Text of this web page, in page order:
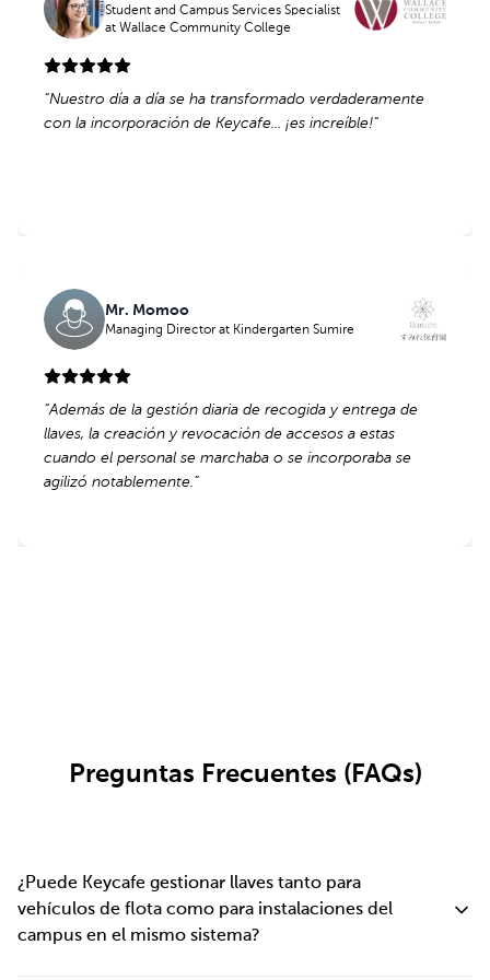
Student and Campus Services Specialist
at Wallace Community College
“Nuestro día a día se ha transformado verdaderamente
con la incorporación de Keycafe... ¡es increíble!”
Student and Campus Services Specialist
at Wallace Community College
“Nuestro día a día se ha transformado verdaderamente
con la incorporación de Keycafe... ¡es increíble!”
Mr. Momoo
Managing Director at Kindergarten Sumire
“Además de la gestión diaria de recogida y entrega de
llaves, la creación y revocación de accesos a estas
cuando el personal se marchaba o se incorporaba se
agilizó notablemente.”
Mr. Momoo
Managing Director at Kindergarten Sumire
“Además de la gestión diaria de recogida y entrega de
llaves, la creación y revocación de accesos a estas
cuando el personal se marchaba o se incorporaba se
agilizó notablemente.”
Preguntas Frecuentes (FAQs)
¿Puede Keycafe gestionar llaves tanto para
vehículos de flota como para instalaciones del
campus en el mismo sistema?